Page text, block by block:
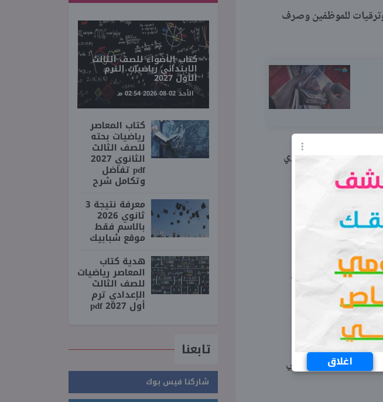
اغلاق
الجمهورية اليوم عدة قرارت هامة، بشأن زيادة المرتبات 2021، وترقيات للموظفين وصرف
ورئيس الوزراء المصري
بالإضافة إلى عدة علاوات وحوافز للموظفين،
تطبيق تلك القرارات بداية العام المالي
كتاب الأضواء للصف الثالث
الابتدائي رياضيات الترم
الأول 2027
الأحد 02-08-2026 02:54 مـ
كتاب المعاصر
رياضيات بحته
للصف الثالث
الثانوي 2027
pdf تفاضل
وتكامل شرح
معرفة نتيجة 3
ثانوي 2026
بالاسم فقط
موقع شبابيك
هدية كتاب
المعاصر رياضيات
للصف الثالث
الإعدادي ترم
أول 2027 pdf
تابعنا
شاركنا فيس بوك